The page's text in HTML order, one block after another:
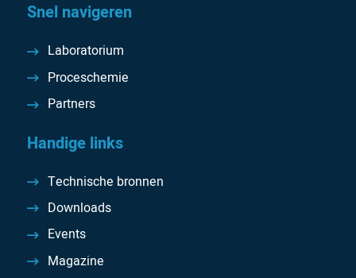
Snel navigeren
Laboratorium
Proceschemie
Partners
Handige links
Technische bronnen
Downloads
Events
Magazine